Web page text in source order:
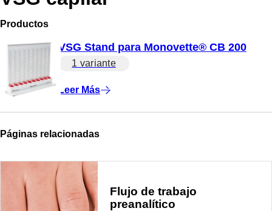
Productos
VSG Stand para Monovette® CB 200
1 variante
Leer Más
Páginas relacionadas
Flujo de trabajo
preanalítico